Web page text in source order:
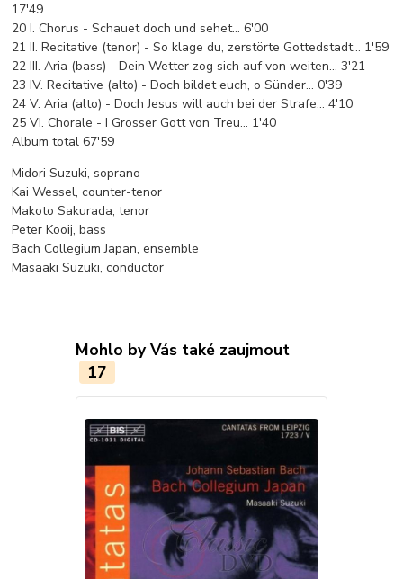
17'49
20 I. Chorus - Schauet doch und sehet... 6'00
21 II. Recitative (tenor) - So klage du, zerstörte Gottedstadt... 1'59
22 III. Aria (bass) - Dein Wetter zog sich auf von weiten... 3'21
23 IV. Recitative (alto) - Doch bildet euch, o Sünder... 0'39
24 V. Aria (alto) - Doch Jesus will auch bei der Strafe... 4'10
25 VI. Chorale - I Grosser Gott von Treu… 1'40
Album total 67'59
Midori Suzuki, soprano
Kai Wessel, counter-tenor
Makoto Sakurada, tenor
Peter Kooij, bass
Bach Collegium Japan, ensemble
Masaaki Suzuki, conductor
Mohlo by Vás také zaujmout
17